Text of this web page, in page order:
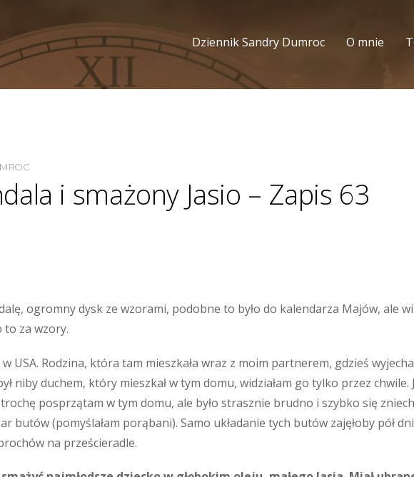
Dziennik Sandry Dumroc O mnie
i smażony Jasio – Zapis 63
ogromny dysk ze wzorami, podobne to było do kalendarza Majów, ale
to za wzory.
USA. Rodzina, która tam mieszkała wraz z moim partnerem, gdzieś
niby duchem, który mieszkał w tym domu, widziałam go tylko przez chwile.
posprzątam w tym domu, ale było strasznie brudno i szybko się
butów (pomyślałam porąbani). Samo układanie tych butów zajęłoby pół
na prześcieradle.